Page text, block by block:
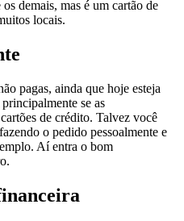
demais, mas é um cartão de
locais.
pagas, ainda que hoje esteja
se as
de crédito. Talvez você
o pedido pessoalmente e
Aí entra o bom